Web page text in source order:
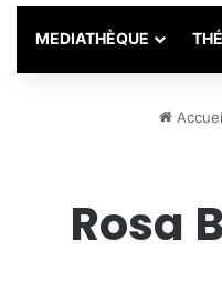
MEDIATHÈQUE
Rosa